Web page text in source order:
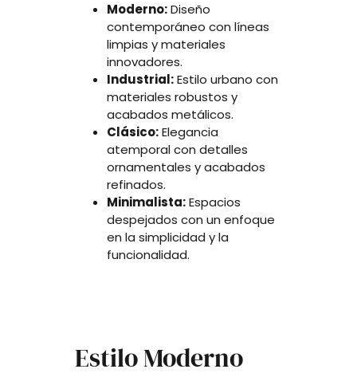
Moderno:Diseño
contemporáneo con líneas
limpias y materiales
innovadores.
Industrial:Estilo urbano con
materiales robustos y
acabados metálicos.
Clásico:Elegancia
atemporal con detalles
ornamentales y acabados
refinados.
Minimalista:Espacios
despejados con un enfoque
en la simplicidad y la
funcionalidad.
Estilo Moderno